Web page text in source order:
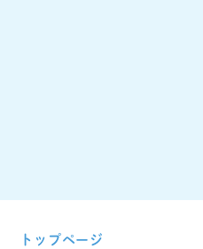
トップページ